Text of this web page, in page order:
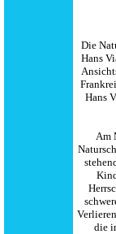
Die
Hans
Hans
Am
die